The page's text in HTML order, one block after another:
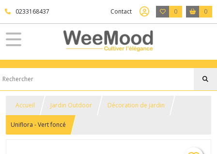
0233168437 Contact 0 0
Accueil Jardin Outdoor Décoration de jardin
Uniflora - Vert foncé